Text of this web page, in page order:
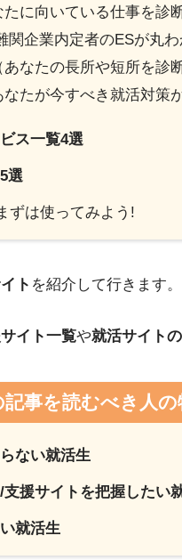
たに向いている仕事を診断
関企業内定者のESが丸わ
あなたの長所や短所を診断
なたが今すべき就活対策
ス一覧4選
選
ずは使ってみよう!
ト を紹介して行きます。
イト一覧や就活サイト
記事を読むべき人の
ない就活生
援サイトを把握したい
就活生